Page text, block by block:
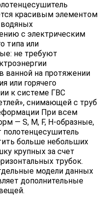
красивым элементом
с электрическим
типа или
не требуют
ванной на протяжении
или горячего
к системе ГВС
снимающей с труб
При всем
— S, M, F, H-образные,
полотенцесушитель
больше небольших
крупных за счет
трубок.
модели данных
дополнительные